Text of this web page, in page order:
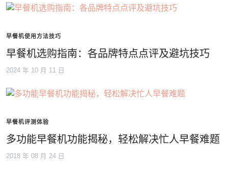
早餐机使用方法技巧
早餐机选购指南：各品牌特点点评及避坑技巧
2024 年 10 月 11 日
早餐机评测体验
多功能早餐机功能揭秘，轻松解决忙人早餐难题
2018 年 08 月 24 日